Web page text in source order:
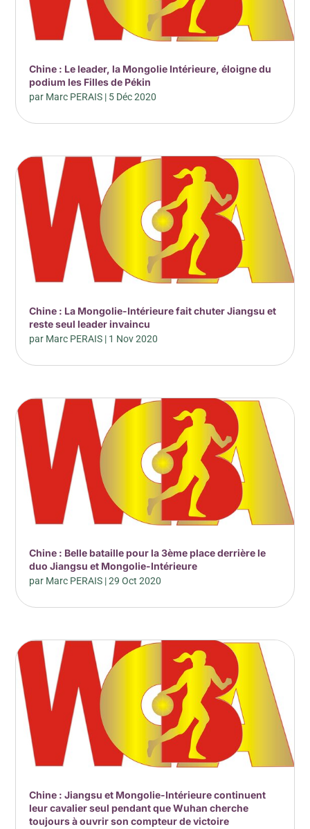
Chine : Le leader, la Mongolie Intérieure, éloigne du
podium les Filles de Pékin
par Marc PERAIS | 5 Déc 2020
Chine : La Mongolie-Intérieure fait chuter Jiangsu et
reste seul leader invaincu
par Marc PERAIS | 1 Nov 2020
Chine : Belle bataille pour la 3ème place derrière le
duo Jiangsu et Mongolie-Intérieure
par Marc PERAIS |29 Oct 2020
Chine : Jiangsu et Mongolie-Intérieure continuent
leur cavalier seul pendant que Wuhan cherche
toujours à ouvrir son compteur de victoire